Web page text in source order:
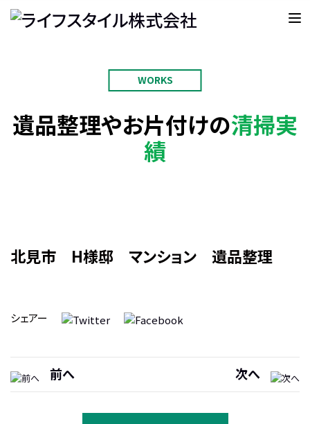
WORKS
遺品整理やお片付けの清掃実
績
北見市 H様邸 マンション 遺品整理
シェアー
前へ 次へ